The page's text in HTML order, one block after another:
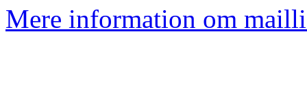
Mere information om